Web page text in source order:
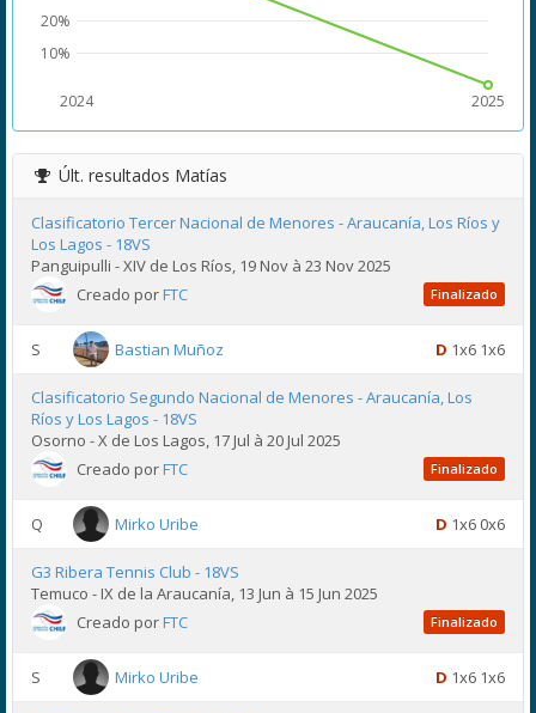
2024 2025
10%
20%
Últ. resultados Matías
Clasificatorio Tercer Nacional de Menores - Araucanía, Los Ríos y
Los Lagos - 18VS
Panguipulli - XIV de Los Ríos, 19 Nov à 23 Nov 2025
Creado porFTC Finalizado
S Bastian Muñoz D 1x6 1x6
Clasificatorio Segundo Nacional de Menores - Araucanía, Los
Ríos y Los Lagos - 18VS
Osorno - X de Los Lagos, 17 Jul à 20 Jul 2025
Creado porFTC Finalizado
Q Mirko Uribe D 1x6 0x6
G3 Ribera Tennis Club - 18VS
Temuco - IX de la Araucanía, 13 Jun à 15 Jun 2025
Creado porFTC Finalizado
S Mirko Uribe D 1x6 1x6